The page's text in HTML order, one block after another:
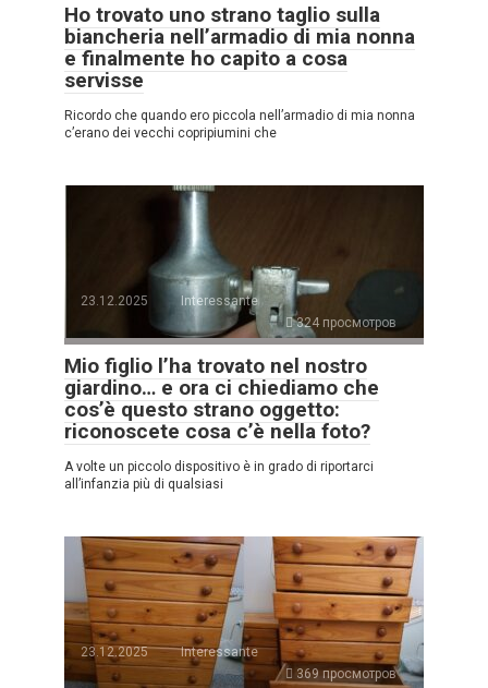
Ho trovato uno strano taglio sulla
biancheria nell’armadio di mia nonna
e finalmente ho capito a cosa
servisse
Ricordo che quando ero piccola nell’armadio di mia nonna
c’erano dei vecchi copripiumini che
23.12.2025
Interessante
324 просмотров
Mio figlio l’ha trovato nel nostro
giardino… e ora ci chiediamo che
cos’è questo strano oggetto:
riconoscete cosa c’è nella foto?
A volte un piccolo dispositivo è in grado di riportarci
all’infanzia più di qualsiasi
23.12.2025
Interessante
369 просмотров